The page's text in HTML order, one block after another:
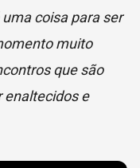
coisa para ser
muito
que são
enaltecidos e